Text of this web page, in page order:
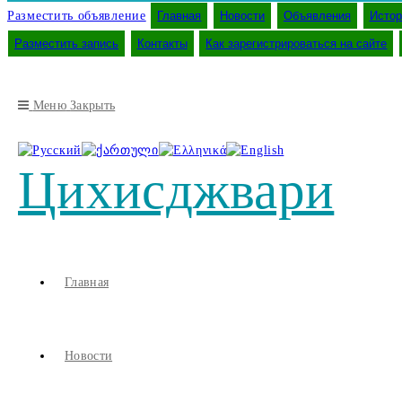
Разместить объявление Главная Новости Объявления
Разместить запись Контакты Как зарегистрироваться на сайте
Меню Закрыть
Цихисджвари
Главная
Новости